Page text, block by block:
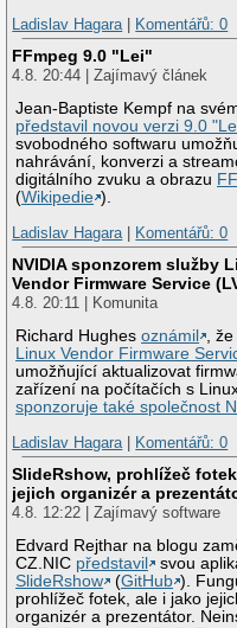
Ladislav Hagara| Komentářů: 0
FFmpeg 9.0 "Lei"
4.8. 20:44 | Zajímavý článek
Jean-Baptiste Kempf na
představil novou verzi 9.0
svobodného softwaru
nahrávání, konverzi a
digitálního zvuku a obrazu
(Wikipedie ).
Ladislav Hagara| Komentářů: 0
NVIDIA sponzorem služby
Vendor Firmware Service
4.8. 20:11 | Komunita
Richard Hughesoznámil
, že
Linux Vendor Firmware
umožňující aktualizovat
zařízení na počítačích s
sponzoruje také společnost
Ladislav Hagara| Komentářů: 0
SlideRshow, prohlížeč
jejich organizér a
4.8. 12:22 | Zajímavý software
Edvard Rejthar na blogu
CZ.NIC představil
svou
SlideRshow
(GitHub ).
prohlížeč fotek, ale i jako
organizér a prezentátor.